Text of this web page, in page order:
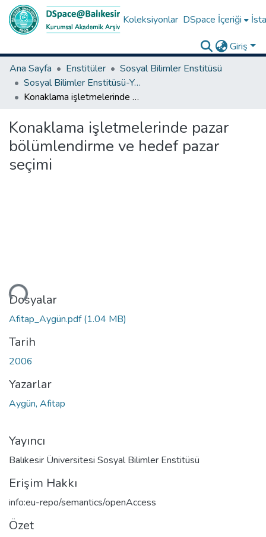
Koleksiyonlar DSpace İçeriği
Giriş
Ana Sayfa
Enstitüler
Sosyal Bilimler Enstitüsü
Sosyal Bilimler Enstitüsü-Yüksek Lisans Tezleri
Konaklama işletmelerinde pazar bölümlendirme ve hedef pazar seçimi
Konaklama işletmelerinde pazar
bölümlendirme ve hedef pazar
seçimi
Dosyalar
Afitap_Aygün.pdf(1.04 MB)
Tarih
2006
Yazarlar
Aygün, Afitap
Yayıncı
Balıkesir Üniversitesi Sosyal Bilimler Enstitüsü
Erişim Hakkı
info:eu-repo/semantics/openAccess
Özet